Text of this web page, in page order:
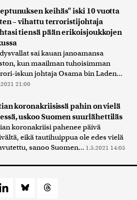
keihäs" iski 10 vuotta
– vihattu terroristijohtaja
tiensä pään erikoisjoukkojen
sai kauan janoamansa
kun maailman tuhoisimman
iskun johtaja Osama bin Laden...
21:00
koronakriisissä pahin on vielä
uskoo Suomen suurlähettiläs
koronakriisi pahenee päivä
eikä tautihuippua ole edes vielä
sanoo Suomen... 1.5.2021 14:05